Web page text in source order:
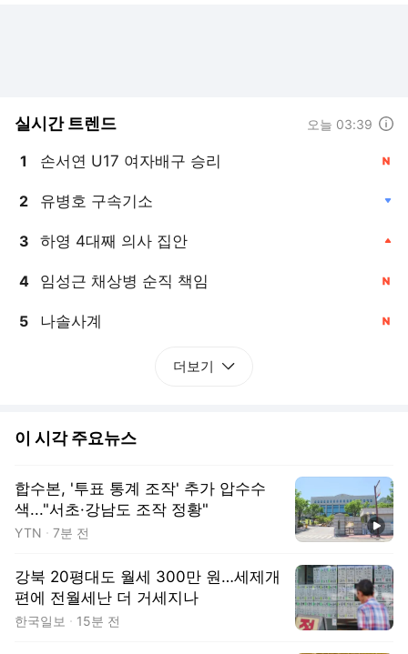
실시간 트렌드 오늘 03:39
1 손서연 U17 여자배구 승리
2 유병호 구속기소
3 하영 4대째 의사 집안
4 임성근 채상병 순직 책임
5 나솔사계
더보기
이 시각 주요뉴스
합수본, '투표 통계 조작' 추가 압수수
색..."서초·강남도 조작 정황"
YTN 7분 전
강북 20평대도 월세 300만 원…세제개
편에 전월세난 더 거세지나
한국일보 15분 전